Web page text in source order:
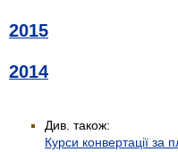
2015
2014
Див. також:
Курси конвертації за